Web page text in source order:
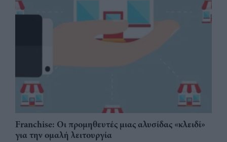
Franchise: Οι προμηθευτές μιας αλυσίδας «κλειδί»
για την ομαλή λειτουργία